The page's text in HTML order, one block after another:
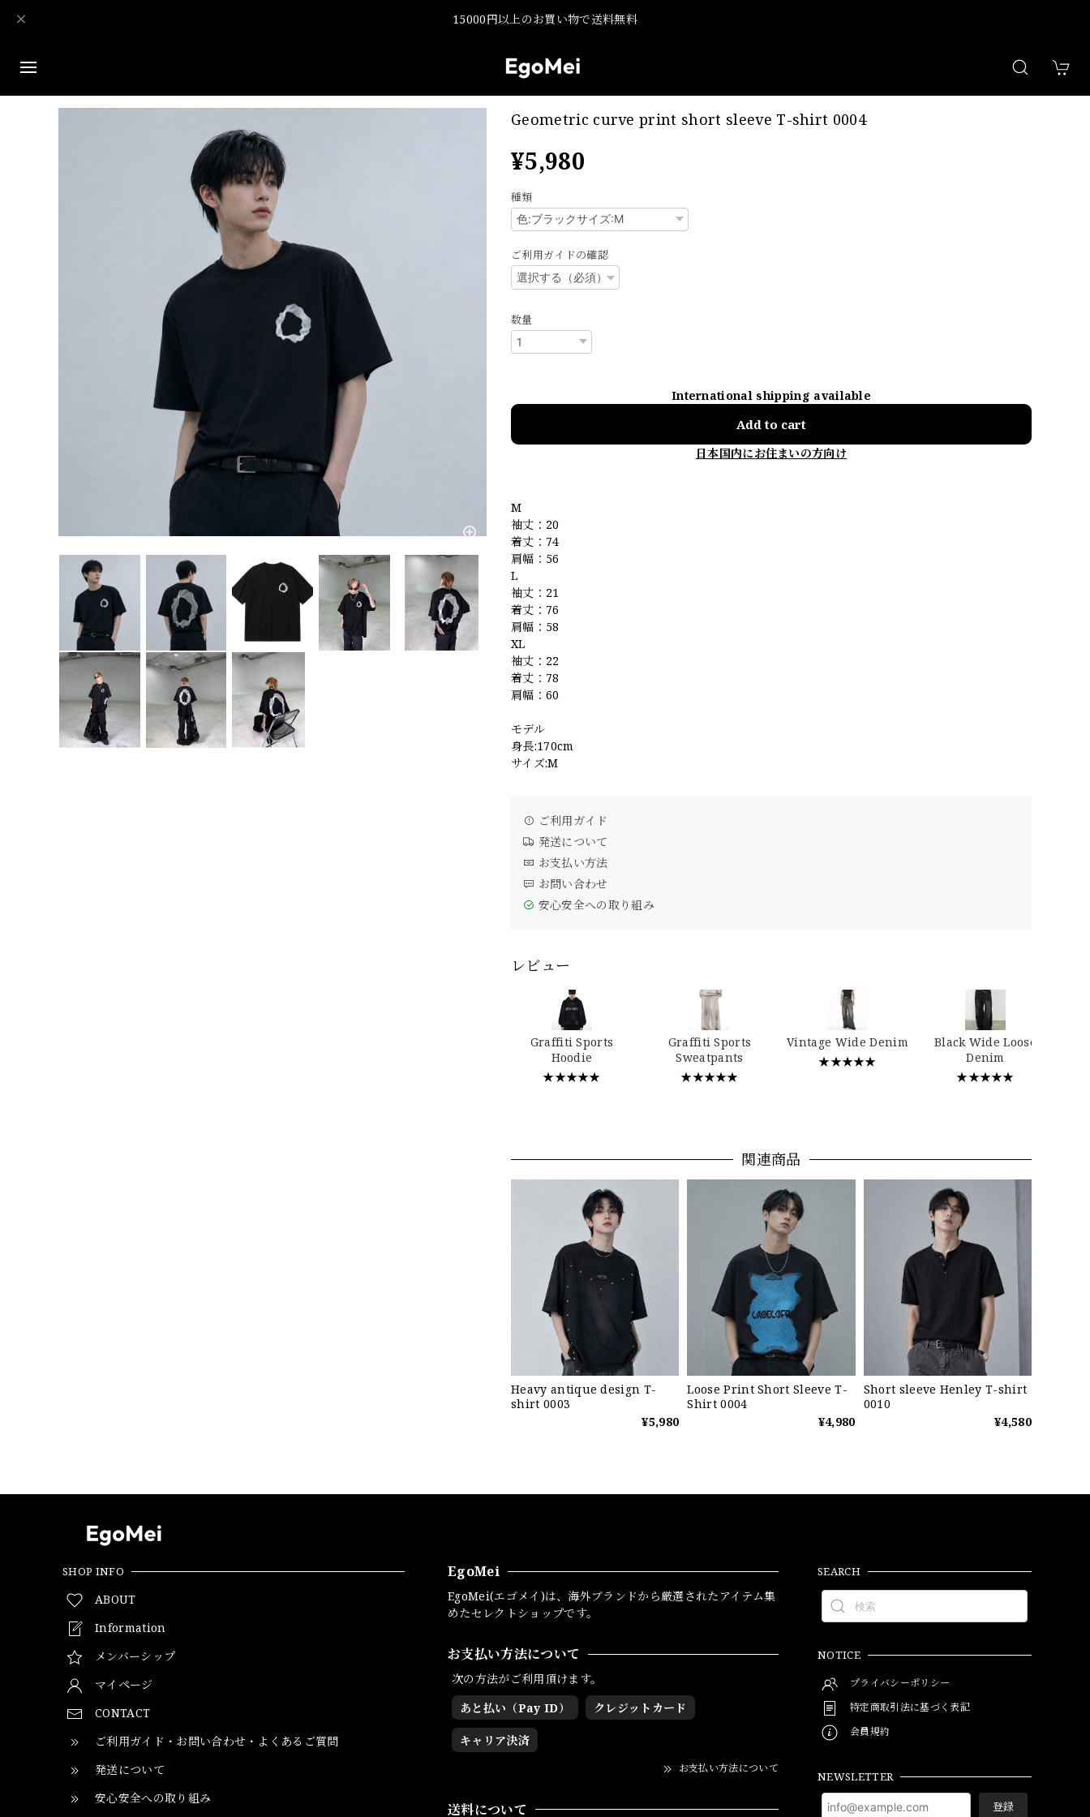
15000円以上のお買い物で送料無料
Geometric curve print short sleeve T-shirt 0004
¥5,980
種類
ご利用ガイドの確認
数量
International shipping available
Add to cart
日本国内にお住まいの方向け
M
袖丈：20
着丈：74
肩幅：56
L
袖丈：21
着丈：76
肩幅：58
XL
袖丈：22
着丈：78
肩幅：60
モデル
身長:170cm
サイズ:M
ご利用ガイド
発送について
お支払い方法
お問い合わせ
安心安全への取り組み
レビュー
Graffiti Sports
Hoodie
★★★★★
Graffiti Sports
Sweatpants
★★★★★
Vintage Wide Denim
★★★★★
Black Wide Loose
Denim
★★★★★
関連商品
Heavy antique design T-
shirt 0003
¥5,980
Loose Print Short Sleeve T-
Shirt 0004
¥4,980
Short sleeve Henley T-shirt
0010
¥4,580
SHOP INFO
ABOUT
Information
メンバーシップ
マイページ
CONTACT
ご利用ガイド・お問い合わせ・よくあるご質問
発送について
安心安全への取り組み
EgoMei
EgoMei(エゴメイ)は、海外ブランドから厳選されたアイテム集
めたセレクトショップです。
お支払い方法について
次の方法がご利用頂けます。
あと払い（Pay ID）
クレジットカード
キャリア決済
お支払い方法について
送料について
SEARCH
NOTICE
プライバシーポリシー
特定商取引法に基づく表記
会員規約
NEWSLETTER
登録